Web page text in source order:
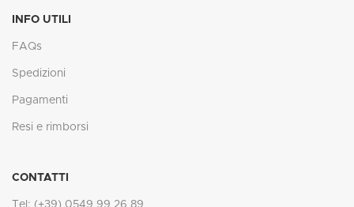
INFO UTILI
FAQs
Spedizioni
Pagamenti
Resi e rimborsi
CONTATTI